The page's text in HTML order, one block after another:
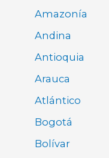
Amazonía
Andina
Antioquia
Arauca
Atlántico
Bogotá
Bolívar